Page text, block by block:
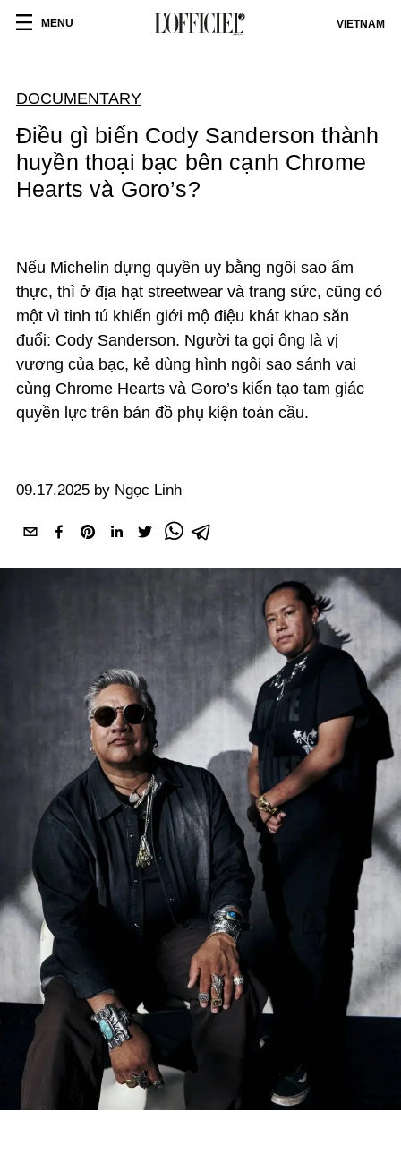
MENU VIETNAM
DOCUMENTARY
Điều gì biến Cody Sanderson thành
huyền thoại bạc bên cạnh Chrome
Hearts và Goro’s?
Nếu Michelin dựng quyền uy bằng ngôi sao ẩm
thực, thì ở địa hạt streetwear và trang sức, cũng có
một vì tinh tú khiến giới mộ điệu khát khao săn
đuổi: Cody Sanderson. Người ta gọi ông là vị
vương của bạc, kẻ dùng hình ngôi sao sánh vai
cùng Chrome Hearts và Goro’s kiến tạo tam giác
quyền lực trên bản đồ phụ kiện toàn cầu.
09.17.2025 by Ngọc Linh